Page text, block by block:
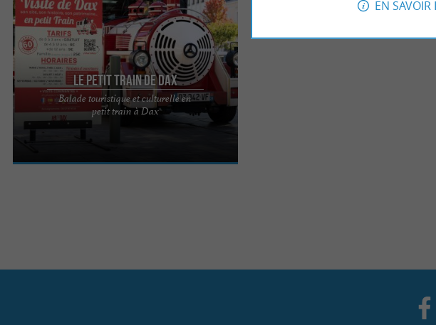
Le Petit Train de Dax
Balade touristique et culturelle en
petit train à Dax
À bord du Petit Train de Dax, les visiteurs
découvrent toute la richesse et l’ authenticité de
EN SAVOIR